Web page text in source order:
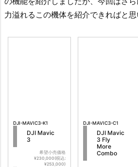
力溢れるこの機体を紹介できればと思
DJI-MAVIC3-K1
DJI Mavic
3
希望小売価格
¥230,000(税込:
¥253,000)
DJI-MAVIC3-C1
DJI Mavic
3 Fly
More
Combo